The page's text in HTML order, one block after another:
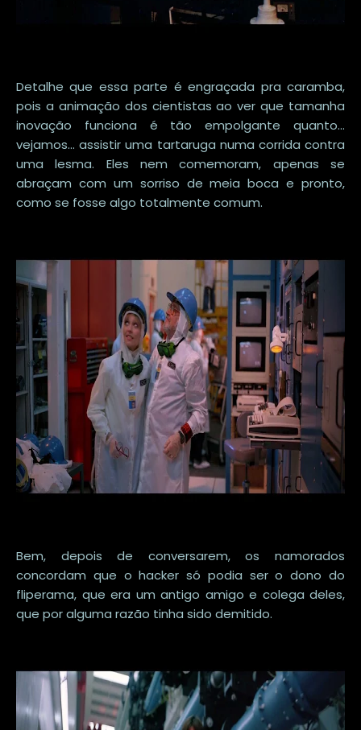
Detalhe que essa parte é engraçada pra caramba,
pois a animação dos cientistas ao ver que tamanha
inovação funciona é tão empolgante quanto...
vejamos... assistir uma tartaruga numa corrida contra
uma lesma. Eles nem comemoram, apenas se
abraçam com um sorriso de meia boca e pronto,
como se fosse algo totalmente comum.
Bem, depois de conversarem, os namorados
concordam que o hacker só podia ser o dono do
fliperama, que era um antigo amigo e colega deles,
que por alguma razão tinha sido demitido.